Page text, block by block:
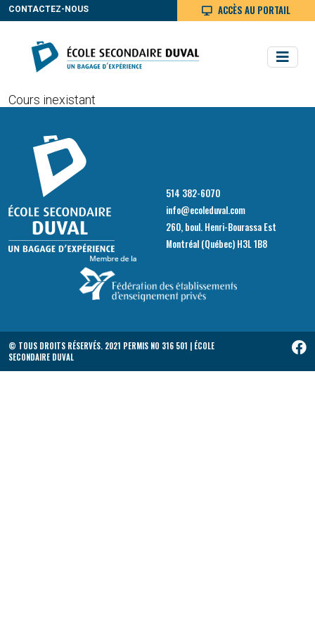
CONTACTEZ-NOUS ACCÈS AU PORTAIL
Cours inexistant
514 382-6070
info@ecoleduval.com
260, boul. Henri-Bourassa Est
Montréal (Québec) H3L 1B8
© TOUS DROITS RÉSERVÉS. 2021 PERMIS NO 316 501 | ÉCOLE
SECONDAIRE DUVAL